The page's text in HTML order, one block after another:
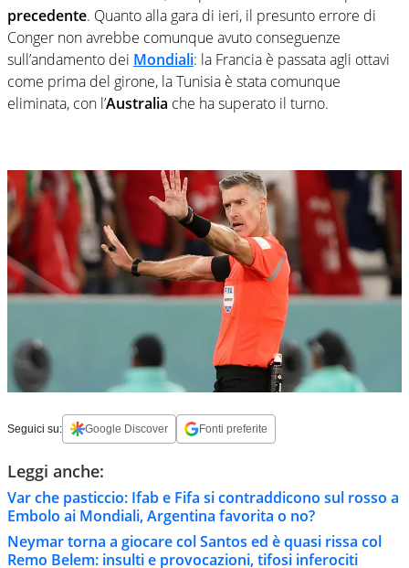
precedente. Quanto alla gara di ieri, il presunto errore di
Conger non avrebbe comunque avuto conseguenze
sull’andamento dei Mondiali: la Francia è passata agli ottavi
come prima del girone, la Tunisia è stata comunque
eliminata, con l’Australia che ha superato il turno.
Seguici su: Google Discover Fonti preferite
Leggi anche:
Var che pasticcio: Ifab e Fifa si contraddicono sul rosso a
Embolo ai Mondiali, Argentina favorita o no?
Neymar torna a giocare col Santos ed è quasi rissa col
Remo Belem: insulti e provocazioni, tifosi inferociti